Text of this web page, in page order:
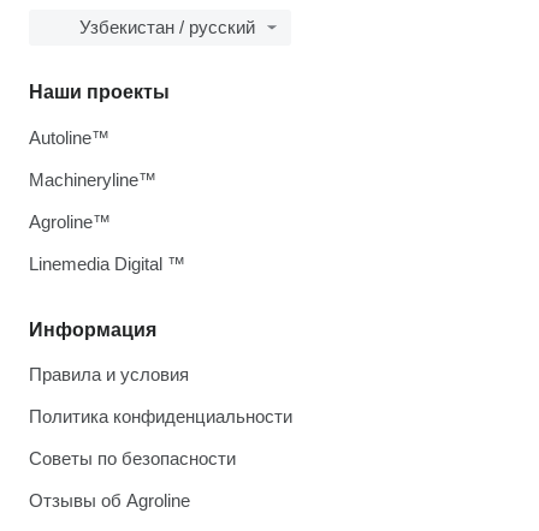
Узбекистан / русский
Информация
Правила и условия
Политика конфиденциальности
Советы по безопасности
Отзывы об Agroline
Наши проекты
Autoline™
Machineryline™
Agroline™
Linemedia Digital ™